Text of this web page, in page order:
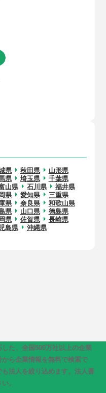
県 秋田県
山形県
県 埼玉県
千葉県
山県 石川県
福井県
県 愛知県
三重県
県 奈良県
和歌山県
県 山口県
徳島県
県 佐賀県
長崎県
島県 沖縄県
た、全国500万社以上の企業
ら企業情報を無料で検索で
法人を絞り込めます。法人番
。